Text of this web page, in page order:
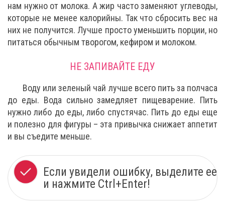
нам нужно от молока. А жир часто заменяют углеводы,
которые не менее калорийны. Так что сбросить вес на
них не получится. Лучше просто уменьшить порции, но
питаться обычным творогом, кефиром и молоком.
НЕ ЗАПИВАЙТЕ ЕДУ
Воду или зеленый чай лучше всего пить за полчаса
до еды. Вода сильно замедляет пищеварение. Пить
нужно либо до еды, либо спустячас. Пить до еды еще
и полезно для фигуры – эта привычка снижает аппетит
и вы съедите меньше.
Если увидели ошибку, выделите ее
и нажмите Ctrl+Enter!